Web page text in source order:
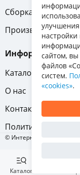
Сборка
Производители
Информация
Каталог мебели
О нас
Контакты
Политика
© Интернет-магазин
Каталог
настройки
сайтом, вы
файлов
систем.
«cookies».